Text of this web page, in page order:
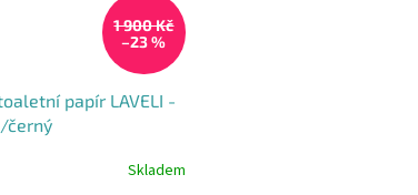
1 900 Kč
–23 %
papír LAVELI -
černý
Skladem